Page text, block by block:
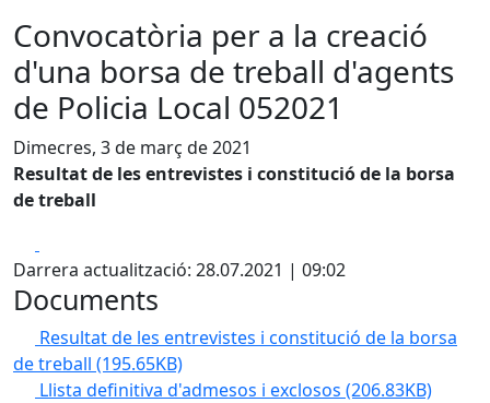
Convocatòria per a la creació
d'una borsa de treball d'agents
de Policia Local 052021
Dimecres, 3 de març de 2021
Resultat de les entrevistes i constitució de la borsa
de treball
Darrera actualització: 28.07.2021 | 09:02
Documents
Resultat de les entrevistes i constitució de la borsa
de treball (195.65KB)
Llista definitiva d'admesos i exclosos (206.83KB)